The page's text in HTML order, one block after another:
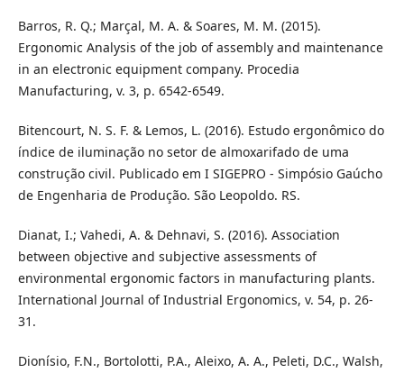
Barros, R. Q.; Marçal, M. A. & Soares, M. M. (2015).
Ergonomic Analysis of the job of assembly and maintenance
in an electronic equipment company. Procedia
Manufacturing, v. 3, p. 6542-6549.
Bitencourt, N. S. F. & Lemos, L. (2016). Estudo ergonômico do
índice de iluminação no setor de almoxarifado de uma
construção civil. Publicado em I SIGEPRO - Simpósio Gaúcho
de Engenharia de Produção. São Leopoldo. RS.
Dianat, I.; Vahedi, A. & Dehnavi, S. (2016). Association
between objective and subjective assessments of
environmental ergonomic factors in manufacturing plants.
International Journal of Industrial Ergonomics, v. 54, p. 26-
31.
Dionísio, F.N., Bortolotti, P.A., Aleixo, A. A., Peleti, D.C., Walsh,